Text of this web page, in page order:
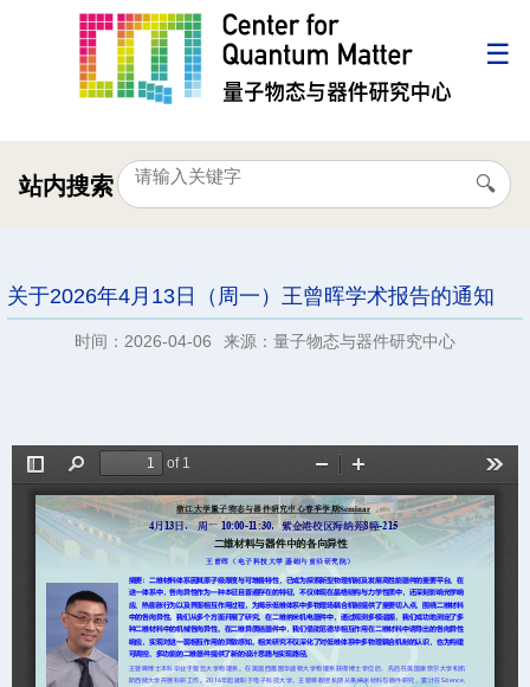
站内搜索
关于2026年4月13日（周一）王曾晖学术报告的通知
时间：2026-04-06 来源：量子物态与器件研究中心